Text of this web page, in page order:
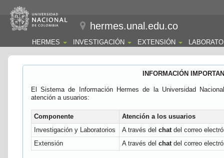
hermes.unal.edu.co
HERMES INVESTIGACIÓN EXTENSIÓN
INFORMACIÓN
El Sistema de Información Hermes de la Universidad
atención a usuarios:
Componente
Atención a los usuarios
Investigación y Laboratorios
A través del chatdel correo
Extensión
A través del chatdel correo